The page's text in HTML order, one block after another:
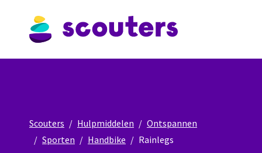
Scouters Hulpmiddelen
Ontspannen
Sporten
Handbike Rainlegs